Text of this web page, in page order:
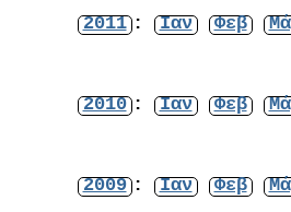
2011 : Ιαν Φεβ
2010 : Ιαν Φεβ
2009 : Ιαν Φεβ